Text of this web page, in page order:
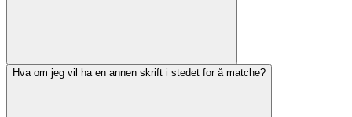
Hva om jeg vil ha en annen skrift i stedet for å matche?